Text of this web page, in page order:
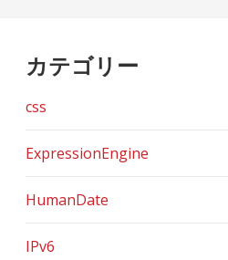
カテゴリー
css
ExpressionEngine
HumanDate
IPv6